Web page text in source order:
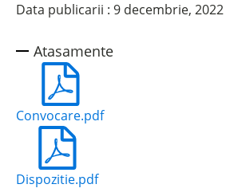
Data publicarii : 9 decembrie, 2022
Atasamente
Convocare.pdf
Dispozitie.pdf